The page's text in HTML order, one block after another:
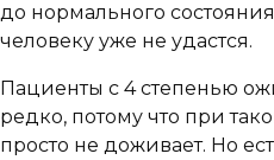
до нормального
человеку уже не удастся.
Пациенты с 4 степенью
редко, потому что при
просто не доживает. Но